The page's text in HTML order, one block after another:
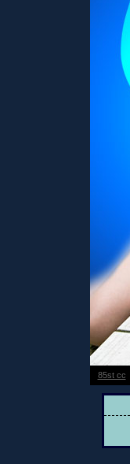
85st cc